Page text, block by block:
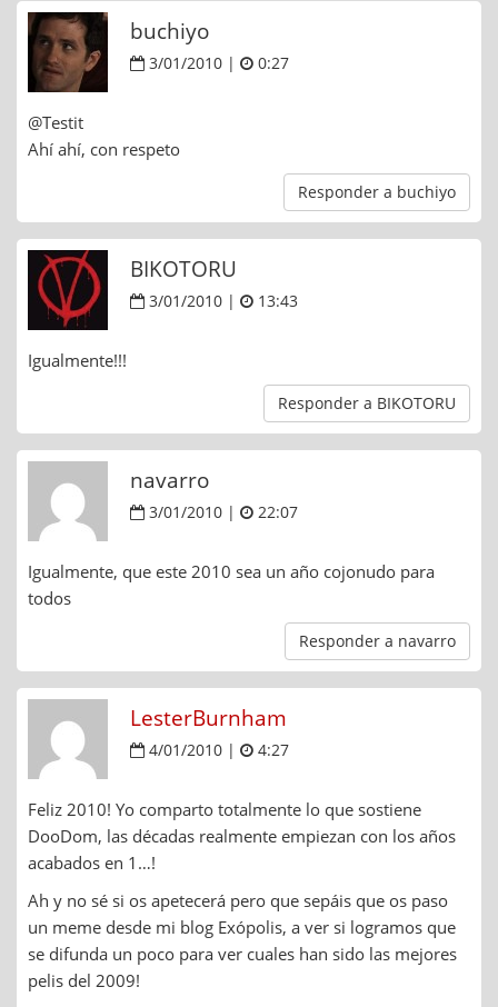
buchiyo
3/01/2010 | 0:27
@Testit
Ahí ahí, con respeto
Responder a buchiyo
BIKOTORU
3/01/2010 | 13:43
Igualmente!!!
Responder a BIKOTORU
navarro
3/01/2010 | 22:07
Igualmente, que este 2010 sea un año cojonudo para
todos
Responder a navarro
LesterBurnham
4/01/2010 | 4:27
Feliz 2010! Yo comparto totalmente lo que sostiene
DooDom, las décadas realmente empiezan con los años
acabados en 1…!
Ah y no sé si os apetecerá pero que sepáis que os paso
un meme desde mi blog Exópolis, a ver si logramos que
se difunda un poco para ver cuales han sido las mejores
pelis del 2009!